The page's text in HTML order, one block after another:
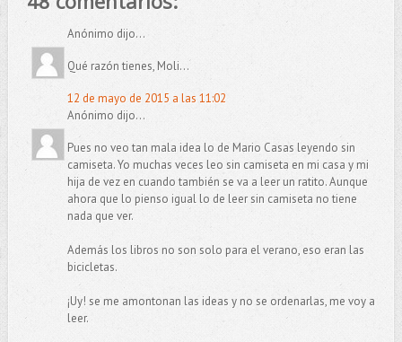
Anónimo dijo...
Qué razón tienes, Moli...
12 de mayo de 2015 a las 11:02
Anónimo dijo...
Pues no veo tan mala idea lo de Mario Casas leyendo sin
camiseta. Yo muchas veces leo sin camiseta en mi casa y mi
hija de vez en cuando también se va a leer un ratito. Aunque
ahora que lo pienso igual lo de leer sin camiseta no tiene
nada que ver.
Además los libros no son solo para el verano, eso eran las
bicicletas.
¡Uy! se me amontonan las ideas y no se ordenarlas, me voy a
leer.